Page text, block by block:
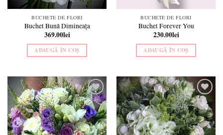
BUCHETE DE FLORI
Buchet Bună Dimineața
369.00lei
ADAUGĂ ÎN COȘ
BUCHETE DE FLORI
Buchet Forever You
230.00lei
ADAUGĂ ÎN COȘ
Add to
wishlist
Add to
wishlist